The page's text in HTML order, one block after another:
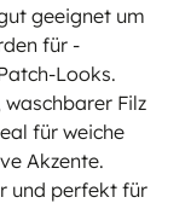
geeignet um
für -
Looks.
Filz
für weiche
Akzente.
und perfekt für